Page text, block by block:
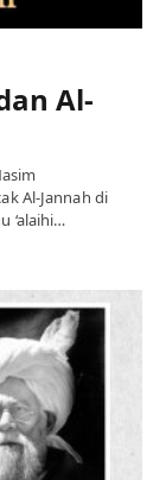
Al-
Al-Jannah di
‘alaihi…